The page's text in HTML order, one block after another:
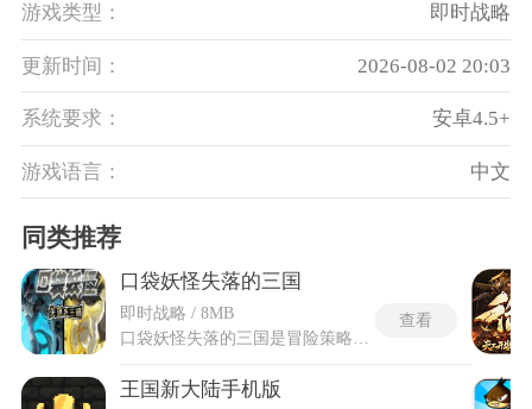
游戏类型： 即时战略
更新时间： 2026-08-02 20:03
系统要求： 安卓4.5+
游戏语言： 中文
同类推荐
口袋妖怪失落的三国
即时战略 / 8MB
口袋妖怪失落的三国是冒险策略游戏，游戏打破传统边界，将所有NPC替换为三国名将，并在收录386只宝可梦的基础上大幅扩容至493只，融入了合众地区等世代的精灵数据与妖精属性。扮演一名在蜀国新野城觉醒的训练师，与关羽、诸葛亮等人产生交集，通过捕捉、培育与指令交锋，亲自涉足官渡、赤壁等重塑后的战役现场。场景设计上实现了五张大型地图的无缝衔接，昼夜系统与夜间灯火跟随真实时间切换，增加了地图探索的沉浸感。口袋妖怪失落的三国GBA的战斗决策植入了互动反馈，不同的回答选择会将剧情引向不同分支，后期还能获取雷光剑、宣花斧等武器来增强队伍实力。
查看
王国新大陆手机版